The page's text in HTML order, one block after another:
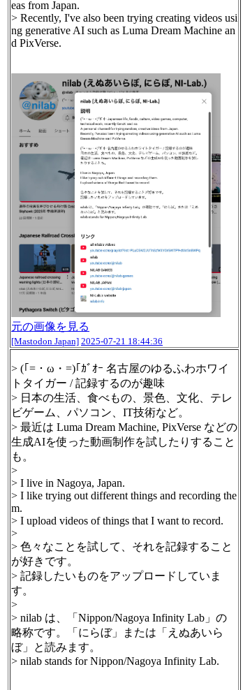
eas from Japan.
> Recently, I've also been trying creating videos usi
ng generative AI such as Luma Dream Machine an
d PixVerse.
元の画像を見る
[Mastodon Japan] 2025-07-21 18:44:36
> (｢=・ω・=)｢ｶﾞｵｰ 名古屋のゆるふわホワイ
トタイガー / 記録するのが趣味
> 日本の生活、食べもの、景色、文化、テレ
ビゲーム、パソコン、IT技術など。
> 最近は Luma Dream Machine, PixVerse などの
生成AIを使った動画制作を試したりすること
も。
>
> I live in Nagoya, Japan.
> I like trying out different things and recording the
m.
> I upload videos of things that I want to record.
>
> 色々なことを試して、それを記録すること
が好きです。
> 記録したいものをアップロードしていま
す。
>
> nilab は、「Nippon/Nagoya Infinity Lab」の
略称です。「にらぼ」または「えぬあいら
ぼ」と読みます。
> nilab stands for Nippon/Nagoya Infinity Lab.